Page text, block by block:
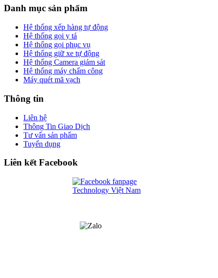
Danh mục sản phẩm
Hệ thống xếp hàng tự động
Hệ thống gọi y tá
Hệ thống gọi phục vụ
Hệ thống giữ xe tự động
Hệ thống Camera giám sát
Hệ thống máy chấm công
Máy quét mã vạch
Thông tin
Liên hệ
Thông Tin Giao Dịch
Tư vấn sản phẩm
Tuyển dụng
Liên kết Facebook